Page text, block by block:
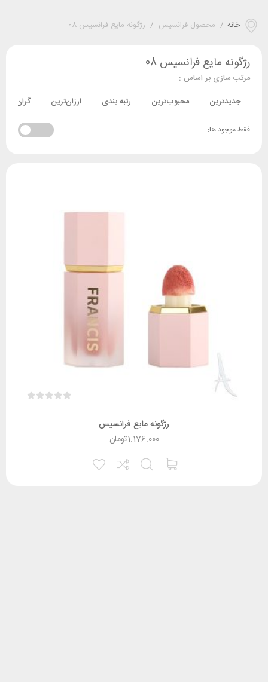
خانه / محصول فرانسیس / رژگونه مایع فرانسیس 08
رژگونه مایع فرانسیس 08
مرتب سازی بر اساس :
جدیدترین
محبوب‌ترین رتبه بندی ارزان‌ترین گران‌ترین
فقط موجود ها:
رژگونه مایع فرانسیس
تومان1.176.000